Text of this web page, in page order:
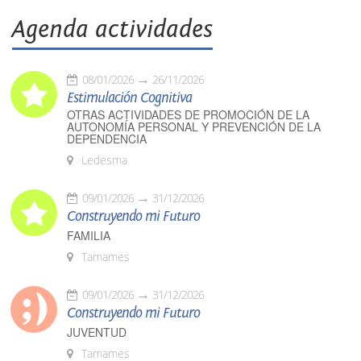
Agenda actividades
08/01/2026 26/11/2026
Estimulación Cognitiva
OTRAS ACTIVIDADES DE PROMOCIÓN DE LA
AUTONOMÍA PERSONAL Y PREVENCIÓN DE LA
DEPENDENCIA
Ledesma
09/01/2026 31/12/2026
Construyendo mi Futuro
FAMILIA
Tamames
09/01/2026 31/12/2026
Construyendo mi Futuro
JUVENTUD
Tamames